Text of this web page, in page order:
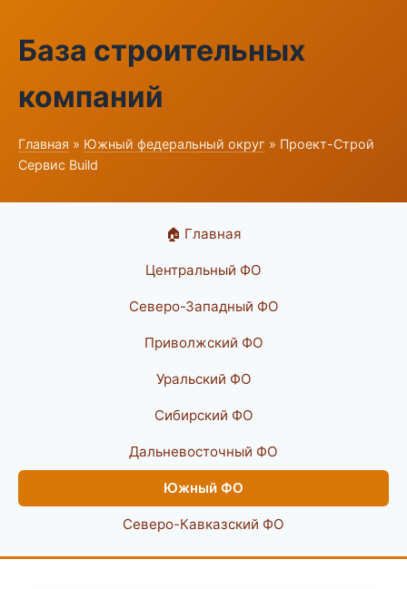
База строительных
компаний
Главная » Южный федеральный округ » Проект-Строй
Сервис Build
🏠 Главная
Центральный ФО
Северо-Западный ФО
Приволжский ФО
Уральский ФО
Сибирский ФО
Дальневосточный ФО
Южный ФО
Северо-Кавказский ФО